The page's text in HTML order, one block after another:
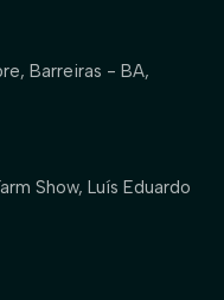
Barreiras - BA,
Show, Luís Eduardo